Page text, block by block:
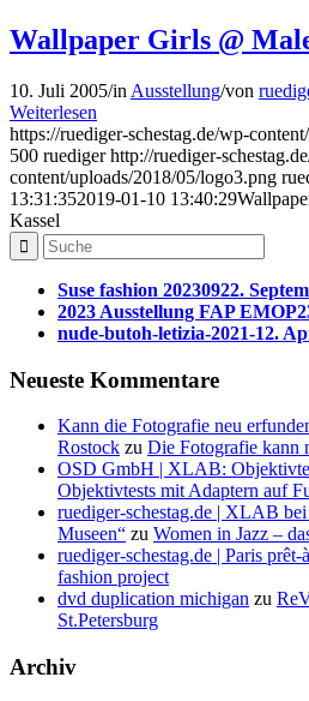
Wallpaper Girls @
10. Juli 2005/in Ausstellung/von
Weiterlesen
https://ruediger-schestag.de/wp-
500 ruediger http://ruediger-
content/uploads/2018/05/logo3.png
13:31:352019-01-10 13:40:29
Kassel
Suse fashion 20230922.
2023 Ausstellung FAP EMOP
nude-butoh-letizia-2021-12.
Neueste Kommentare
Kann die Fotografie neu
Rostock zu Die Fotografie kann
OSD GmbH | XLAB:
Objektivtests mit Adaptern auf
ruediger-schestag.de | XLAB
Museen“ zu Women in Jazz –
ruediger-schestag.de | Paris
fashion project
dvd duplication michigan zu
St.Petersburg
Archiv